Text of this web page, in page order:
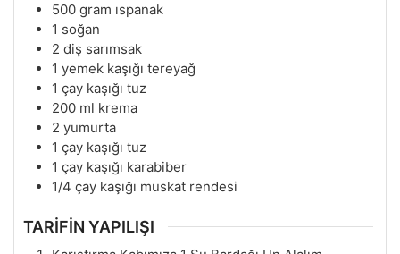
500 gram ıspanak
1 soğan
2 diş sarımsak
1 yemek kaşığı tereyağ
1 çay kaşığı tuz
200 ml krema
2 yumurta
1 çay kaşığı tuz
1 çay kaşığı karabiber
1/4 çay kaşığı muskat rendesi
TARİFİN YAPILIŞI